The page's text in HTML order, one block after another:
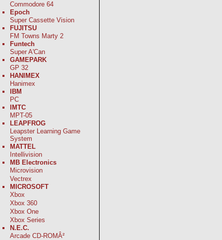
Commodore 64
Epoch
Super Cassette Vision
FUJITSU
FM Towns Marty 2
Funtech
Super A'Can
GAMEPARK
GP 32
HANIMEX
Hanimex
IBM
PC
IMTC
MPT-05
LEAPFROG
Leapster Learning Game
System
MATTEL
Intellivision
MB Electronics
Microvision
Vectrex
MICROSOFT
Xbox
Xbox 360
Xbox One
Xbox Series
N.E.C.
Arcade CD-ROMÂ²